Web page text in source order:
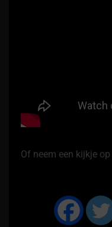
Of neem een kijkje op